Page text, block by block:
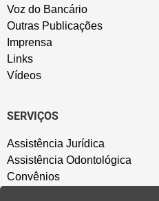
Voz do Bancário
Outras Publicações
Imprensa
Links
Vídeos
SERVIÇOS
Assistência Jurídica
Assistência Odontológica
Convênios